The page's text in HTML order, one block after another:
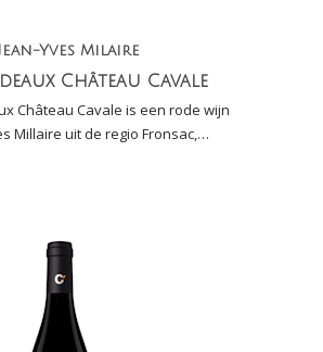
Yves Milaire
Château Cavale
Château Cavale is een rode wijn
Millaire uit de regio Fronsac,
bio-dynamische Merlot